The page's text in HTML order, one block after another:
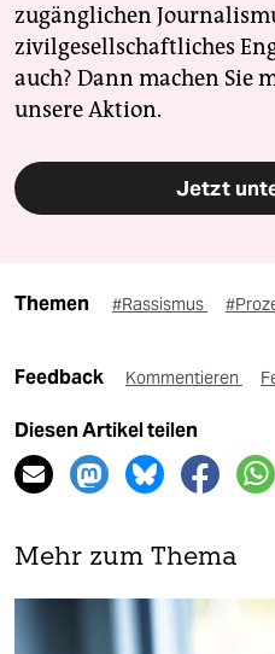
zugänglichen
zivilgesellschaftliches
auch? Dann machen Sie
unsere Aktion.
Jetzt
Themen #Rassismus
Feedback Kommentieren
Diesen Artikel teilen
Mehr zum Thema